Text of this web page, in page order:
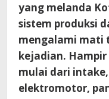
yang melanda
sistem produksi
mengalami mati
kejadian.
mulai dari
elektromotor,